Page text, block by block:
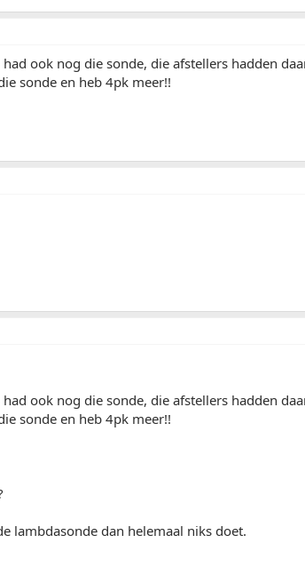
ook nog die sonde, die afstellers hadden
sonde en heb 4pk meer!!
ook nog die sonde, die afstellers hadden
sonde en heb 4pk meer!!
lambdasonde dan helemaal niks doet.